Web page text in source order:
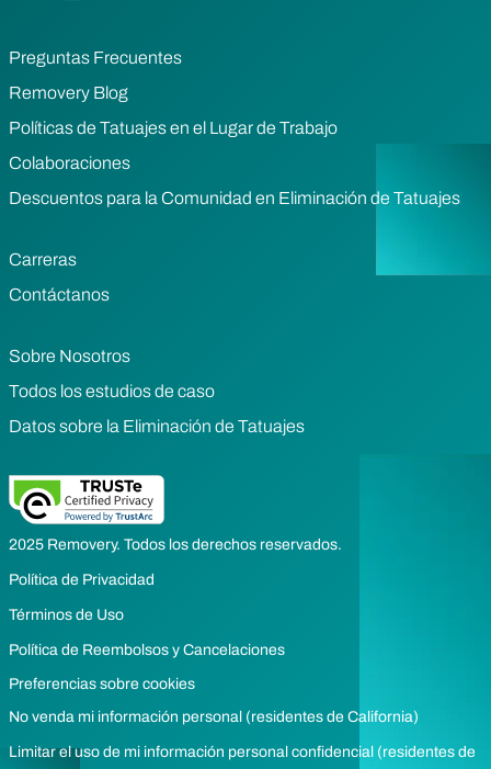
Preguntas Frecuentes
Removery Blog
Políticas de Tatuajes en el Lugar de Trabajo
Colaboraciones
Descuentos para la Comunidad en Eliminación de Tatuajes
Carreras
Contáctanos
Sobre Nosotros
Todos los estudios de caso
Datos sobre la Eliminación de Tatuajes
2025 Removery. Todos los derechos reservados.
Política de Privacidad
Términos de Uso
Política de Reembolsos y Cancelaciones
Preferencias sobre cookies
No venda mi información personal (residentes de California)
Limitar el uso de mi información personal confidencial (residentes de